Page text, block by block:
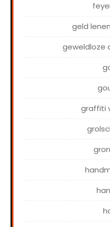
geld
geweldloze
graffiti